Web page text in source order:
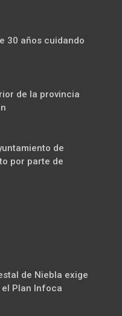
30 años cuidando
de la provincia
de
por parte de
de Niebla exige
Plan Infoca